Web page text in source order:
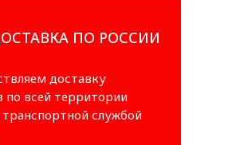
ПО РОССИИ
доставку
по всей территории
транспортной службой